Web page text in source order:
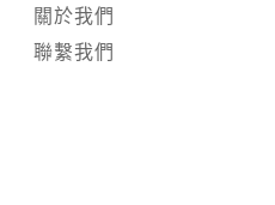
關於我們
聯繫我們